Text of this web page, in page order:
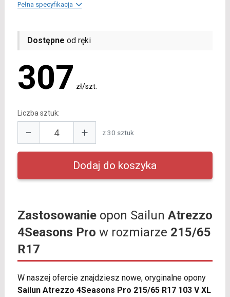
Pełna specyfikacja
Dostępne od ręki
307 zł/szt.
Liczba sztuk:
− + z 30 sztuk
Zastosowanieopon Sailun Atrezzo
4Seasons Pro w rozmiarze 215/65
R17
W naszej ofercie znajdziesz nowe, oryginalne opony
Sailun Atrezzo 4Seasons Pro 215/65 R17 103 V XL